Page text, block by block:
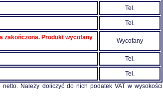
Tel.
Tel.
zakończona. Produkt wycofany
Wycofany
Tel.
Tel.
Należy doliczyć do nich podatek VAT w wysokości